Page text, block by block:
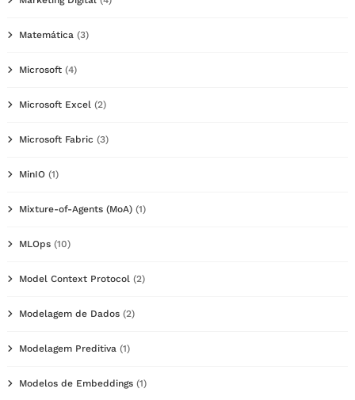
Matemática (3)
Microsoft (4)
Microsoft Excel (2)
Microsoft Fabric (3)
MinIO (1)
Mixture-of-Agents (MoA) (1)
MLOps (10)
Model Context Protocol (2)
Modelagem de Dados (2)
Modelagem Preditiva (1)
Modelos de Embeddings (1)